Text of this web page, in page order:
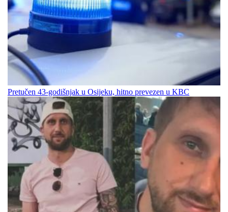
Pretučen 43-godišnjak u Osijeku, hitno prevezen u KBC